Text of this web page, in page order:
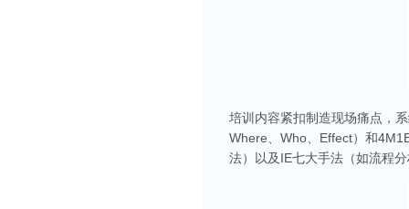
培训内容紧扣制造现场痛点，
Where、Who、Effect）和
法）以及IE七大手法（如流程